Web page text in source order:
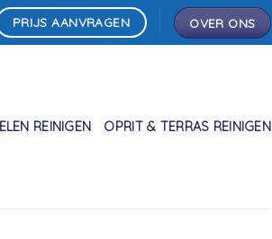
PRIJS AANVRAGEN OVER ONS
REINIGEN OPRIT & TERRAS REINIGEN